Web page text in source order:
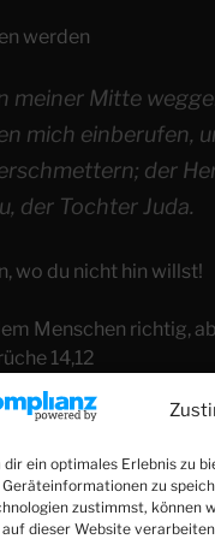
dir ein optimales Erlebnis zu
zu
zustimmst, können
auf dieser Website
werden
meiner Mitte
mich einberufen,
der
der Tochter Juda.
wo du nicht hin willst!
Menschen richtig,
14,12
der durch
ihr alle, die ihr hier